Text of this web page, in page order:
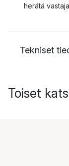
herätä
Tekniset
Toiset